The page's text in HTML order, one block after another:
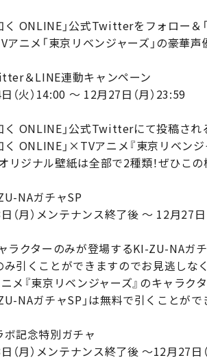
く ONLINE」公式Twitterをフォロー
アニメ「東京リベンジャーズ」の豪華
＆LINE連動キャンペーン
（火）14:00 ～ 12月27日（月）23:59
く ONLINE」公式Twitterにて投稿され
く ONLINE」×TVアニメ『東京リベン
リジナル壁紙は全部で2種類！ぜひこ
NAガチャSP
（月）メンテナンス終了後 ～ 12月27日
ラクターのみが登場するKI-ZU-NAガ
引くことができますのでお見逃しなく
メ『東京リベンジャーズ』のキャラク
NAガチャSP」は無料で引くことが
ボ記念特別ガチャ
（月）メンテナンス終了後 ～12月27日